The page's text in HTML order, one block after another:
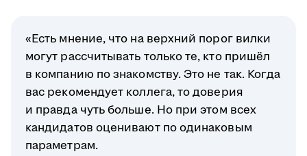
«Есть мнение, что на верхний порог вилки
могут рассчитывать только те, кто пришёл
в компанию по знакомству. Это не так. Когда
вас рекомендует коллега, то доверия
и правда чуть больше. Но при этом всех
кандидатов оценивают по одинаковым
параметрам.